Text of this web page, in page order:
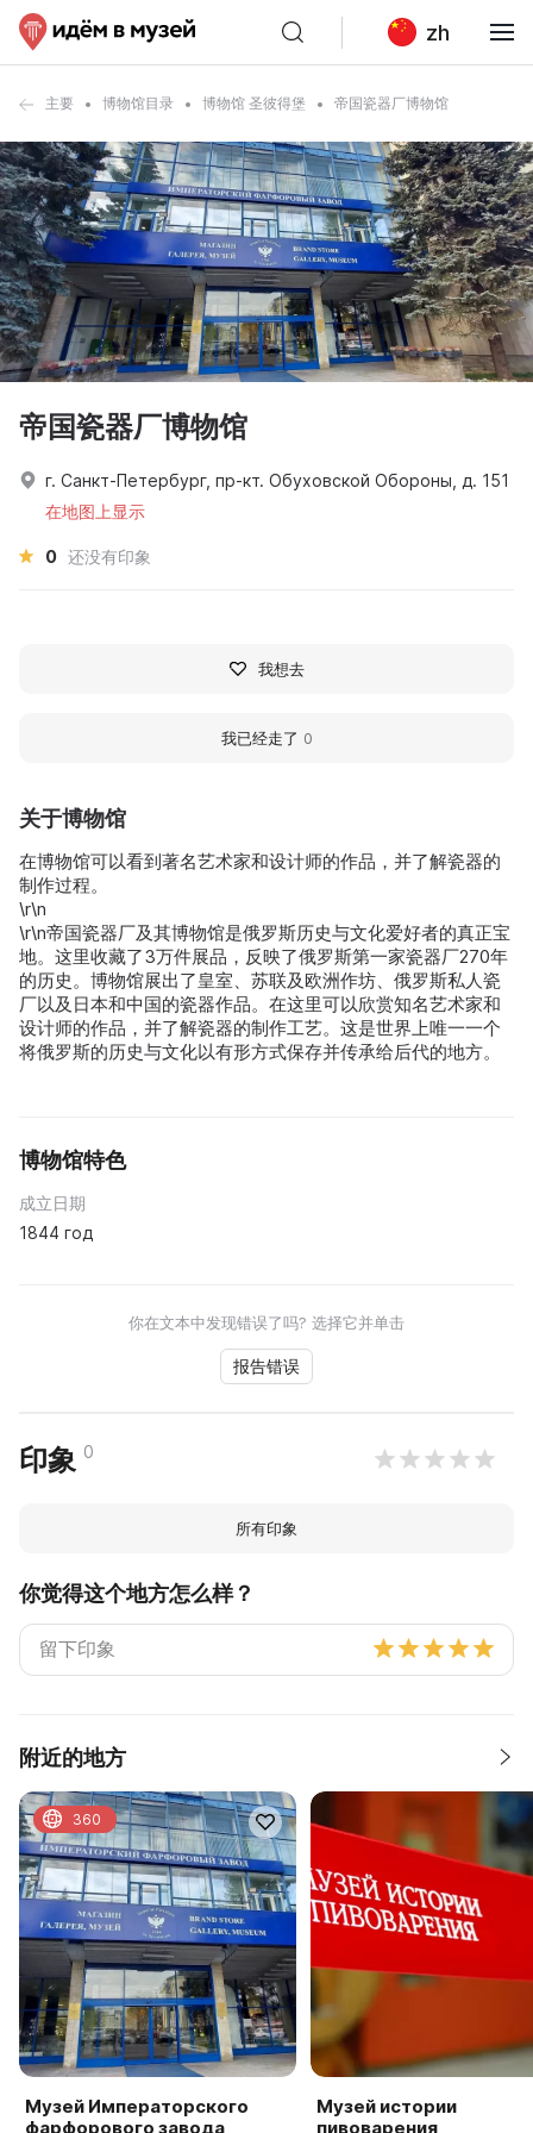
zh
主要 博物馆目录 博物馆 圣彼得堡 帝国瓷器厂博物馆
关于博物馆
在博物馆可以看到著名艺术家和设计师的作品，并了解瓷器的
制作过程。
\r\n
\r\n帝国瓷器厂及其博物馆是俄罗斯历史与文化爱好者的真正宝
地。这里收藏了3万件展品，反映了俄罗斯第一家瓷器厂270年
的历史。博物馆展出了皇室、苏联及欧洲作坊、俄罗斯私人瓷
厂以及日本和中国的瓷器作品。在这里可以欣赏知名艺术家和
设计师的作品，并了解瓷器的制作工艺。这是世界上唯一一个
将俄罗斯的历史与文化以有形方式保存并传承给后代的地方。
博物馆特色
成立日期
1844 год
你在文本中发现错误了吗? 选择它并单击
报告错误
印象 0
所有印象
你觉得这个地方怎么样？
附近的地方
Музей Императорского
фарфорового завода
360
Музей истории
пивоварения
帝国瓷器厂博物馆
г. Санкт-Петербург, пр-кт. Обуховской Обороны, д. 151
在地图上显示
0 还没有印象
我想去
我已经走了 0